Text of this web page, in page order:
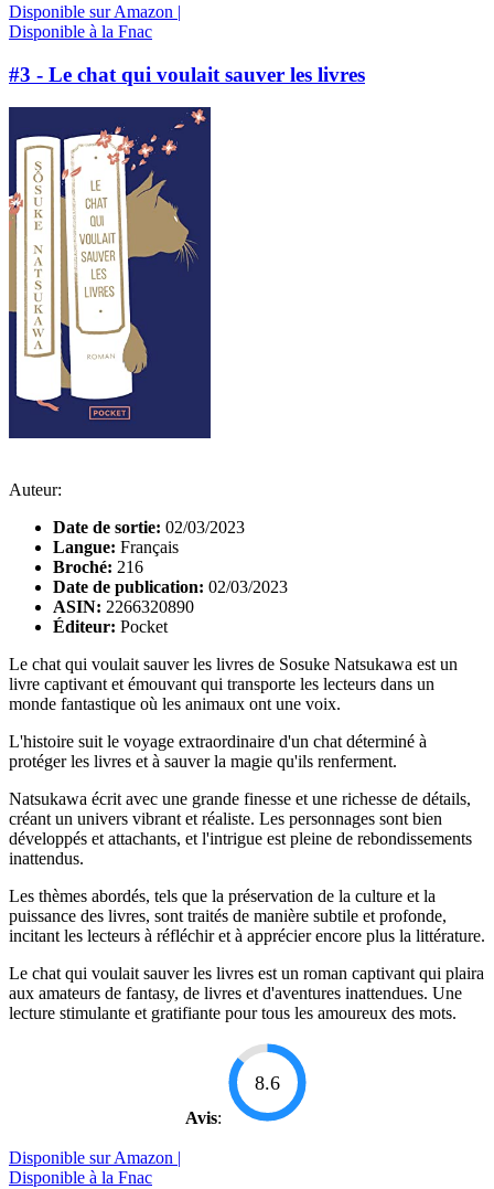
Disponible sur Amazon |
Disponible à la Fnac
#3 - Le chat qui voulait sauver les livres
Auteur:
Date de sortie: 02/03/2023
Langue: Français
Broché: 216
Date de publication: 02/03/2023
ASIN: 2266320890
Éditeur: Pocket
Le chat qui voulait sauver les livres de Sosuke Natsukawa est un
livre captivant et émouvant qui transporte les lecteurs dans un
monde fantastique où les animaux ont une voix.
L'histoire suit le voyage extraordinaire d'un chat déterminé à
protéger les livres et à sauver la magie qu'ils renferment.
Natsukawa écrit avec une grande finesse et une richesse de détails,
créant un univers vibrant et réaliste. Les personnages sont bien
développés et attachants, et l'intrigue est pleine de rebondissements
inattendus.
Les thèmes abordés, tels que la préservation de la culture et la
puissance des livres, sont traités de manière subtile et profonde,
incitant les lecteurs à réfléchir et à apprécier encore plus la littérature.
Le chat qui voulait sauver les livres est un roman captivant qui plaira
aux amateurs de fantasy, de livres et d'aventures inattendues. Une
lecture stimulante et gratifiante pour tous les amoureux des mots.
Avis:
8.6
Disponible sur Amazon |
Disponible à la Fnac